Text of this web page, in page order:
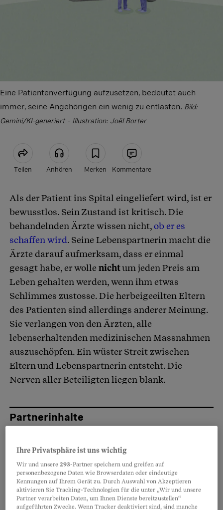
Eine Patientenverfügung aufzusetzen, bedeutet auch
immer, seine Angehörigen ein wenig zu entlasten. Bild:
Gemini/KI-generiert – Illustration: Joël Borter
Teilen Anhören Merken Kommentare
Artikel teilen
Als der Patient ins Spital eingeliefert wird, ist er
bewusstlos. Sein Zustand ist kritisch. Die
behandelnden Ärzte wissen nicht,ob er es
schaffen wird. Seine Lebenspartnerin macht die
Ärzte darauf aufmerksam, dass er einmal
gesagt habe, er wollenichtum jeden Preis am
Leben gehalten werden, wenn ihm etwas
Schlimmes zustosse. Die herbeigeeilten Eltern
des Patienten sind allerdings anderer Meinung.
Sie verlangen von den Ärzten, alle
lebenserhaltenden medizinischen Massnahmen
auszuschöpfen. Ein wüster Streit zwischen
Eltern und Lebenspartnerin entsteht. Die
Nerven aller Beteiligten liegen blank.
Partnerinhalte
Ihre Privatsphäre ist uns wichtig
Wir und unsere293-Partner speichern und greifen auf
personenbezogene Daten wie Browserdaten oder eindeutige
Kennungen auf Ihrem Gerät zu. Durch Auswahl von Akzeptieren
aktivieren Sie Tracking-Technologien für die unter „Wir und unsere
Partner verarbeiten Daten, um Ihnen Dienste bereitzustellen“
aufgeführten Zwecke. Wenn Tracker deaktiviert sind, sind manche